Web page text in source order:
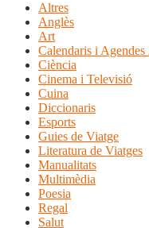
Altres
Anglès
Art
Calendaris i Agendes
Ciència
Cinema i Televisió
Cuina
Diccionaris
Esports
Guies de Viatge
Literatura de Viatges
Manualitats
Multimèdia
Poesia
Regal
Salut